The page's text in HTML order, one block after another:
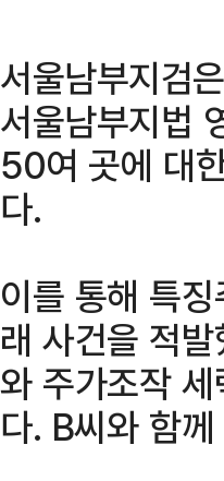
서울남부지검
서울남부지법
50여 곳에 대
다.
이를 통해 특
래 사건을 적
와 주가조작
다. B씨와 함